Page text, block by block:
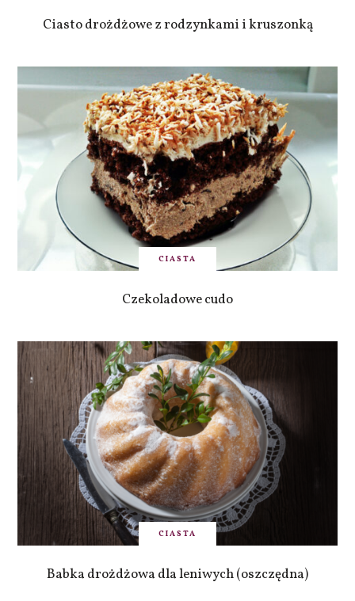
Ciasto drożdżowe z rodzynkami i kruszonką
CIASTA
Czekoladowe cudo
CIASTA
Babka drożdżowa dla leniwych (oszczędna)